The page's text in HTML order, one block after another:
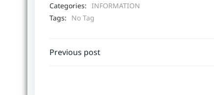
Categories: INFORMATION
Tags:
No Tag
Post
Previous post